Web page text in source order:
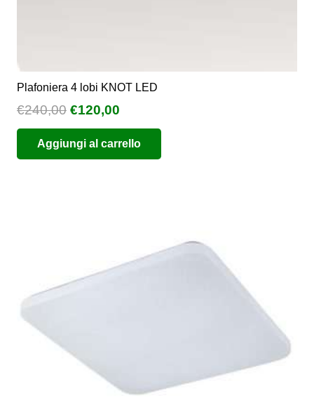
Plafoniera 4 lobi KNOT LED
€240,00 Il
prezzo
originale
era:
€120,00
prezzo
attuale
è:
Aggiungi al carrello